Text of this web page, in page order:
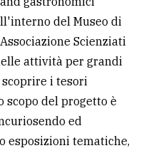
del Museo di
Scienziati
attività per grandi
i tesori
del progetto è
ed
esposizioni tematiche,